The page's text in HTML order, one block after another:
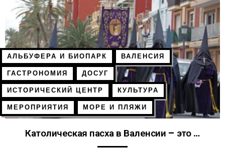
АЛЬБУФЕРА И БИОПАРК ВАЛЕНСИЯ
ГАСТРОНОМИЯ ДОСУГ
ИСТОРИЧЕСКИЙ ЦЕНТР КУЛЬТУРА
МЕРОПРИЯТИЯ МОРЕ И ПЛЯЖИ
Католическая пасха в Валенсии – это …